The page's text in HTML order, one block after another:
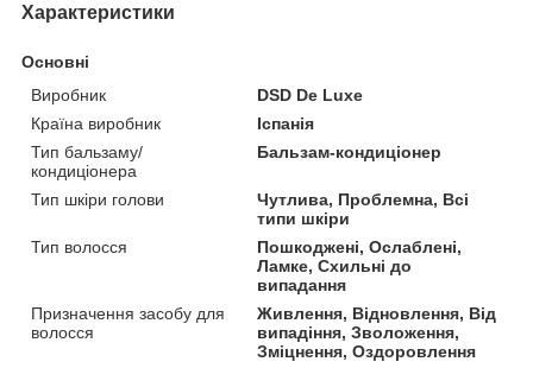
Характеристики
Основні
Виробник
DSD De Luxe
Країна виробник
Іспанія
Тип бальзаму/
кондиціонера
Бальзам-кондиціонер
Тип шкіри голови
Чутлива, Проблемна, Всі
типи шкіри
Тип волосся
Пошкоджені, Ослаблені,
Ламке, Схильні до
випадання
Призначення засобу для
волосся
Живлення, Відновлення, Від
випадіння, Зволоження,
Зміцнення, Оздоровлення